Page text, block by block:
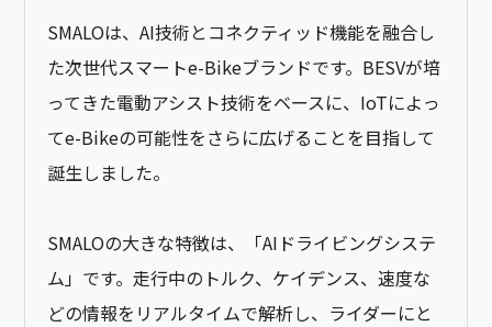
SMALOは、AI技術とコネクティッド機能を融合し
た次世代スマートe-Bikeブランドです。BESVが培
ってきた電動アシスト技術をベースに、IoTによっ
てe-Bikeの可能性をさらに広げることを目指して
誕生しました。
SMALOの大きな特徴は、「AIドライビングシステ
ム」です。走行中のトルク、ケイデンス、速度な
どの情報をリアルタイムで解析し、ライダーにと